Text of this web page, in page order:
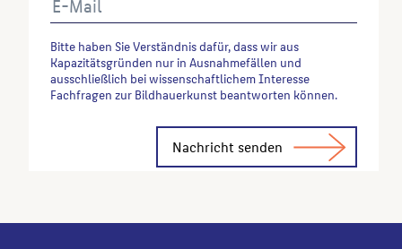
Bitte haben Sie Verständnis dafür, dass wir aus
Kapazitätsgründen nur in Ausnahmefällen und
ausschließlich bei wissenschaftlichem Interesse
Fachfragen zur Bildhauerkunst beantworten können.